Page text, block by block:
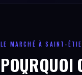
LE MARCHÉ À SAINT-
POURQUOI